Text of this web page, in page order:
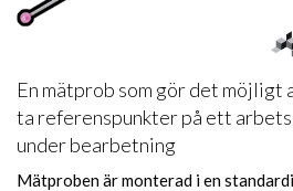
En mätprob som gör det möjligt
ta referenspunkter på ett
under bearbetning
Mätproben är monterad i en